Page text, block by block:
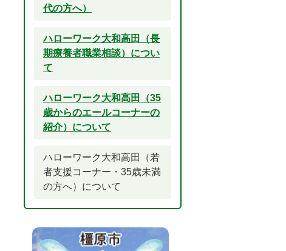
代の方へ）
ハローワーク大和高田（長
期療養者職業相談）につい
て
ハローワーク大和高田（35
歳からのエールコーナーの
紹介）について
ハローワーク大和高田（若
者支援コーナー・35歳未満
の方へ）について
2
枚